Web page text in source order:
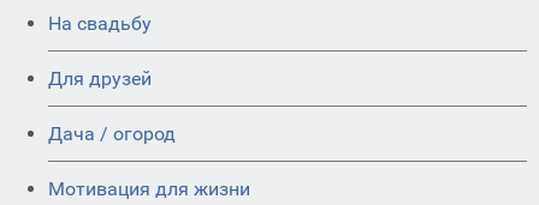
На свадьбу
Для друзей
Дача / огород
Мотивация для жизни